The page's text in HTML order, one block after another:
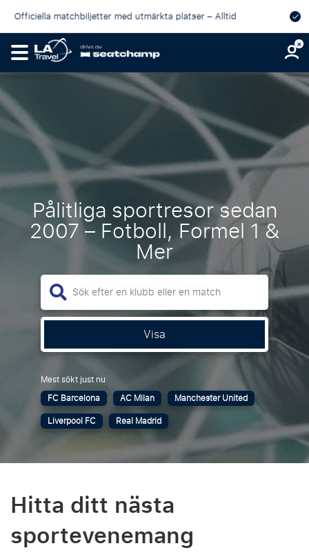
Personligt stöd före, under och efter din resa
Pålitliga sportresor sedan
2007 – Fotboll, Formel 1 &
Mer
Visa
Mest sökt just nu
FC Barcelona
AC Milan
Manchester United
Liverpool FC
Real Madrid
Hitta ditt nästa
sportevenemang